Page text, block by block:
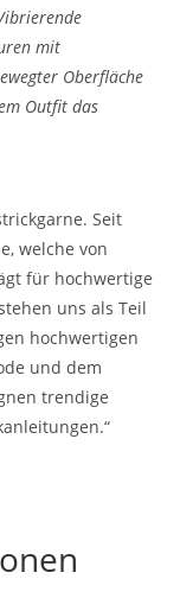
mit
Oberfläche
Outfit das
Seit
welche von
für hochwertige
uns als Teil
hochwertigen
und dem
trendige